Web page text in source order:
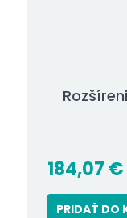
184,07 €
PRIDAŤ DO